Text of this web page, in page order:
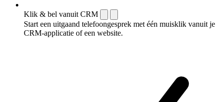
Klik & bel vanuit CRM
Start een uitgaand telefoongesprek met één muisklik vanuit je
CRM-applicatie of een website.